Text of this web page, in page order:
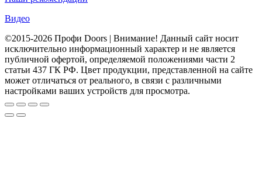
Видео
©2015-2026 Профи Doors | Внимание! Данный сайт носит
исключительно информационный характер и не является
публичной офертой, определяемой положениями части 2
статьи 437 ГК РФ. Цвет продукции, представленной на сайте
может отличаться от реального, в связи с различными
настройками ваших устройств для просмотра.